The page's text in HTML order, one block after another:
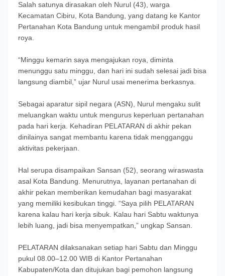
Salah satunya dirasakan oleh Nurul (43), warga
Kecamatan Cibiru, Kota Bandung, yang datang ke Kantor
Pertanahan Kota Bandung untuk mengambil produk hasil
roya.
“Minggu kemarin saya mengajukan roya, diminta
menunggu satu minggu, dan hari ini sudah selesai jadi bisa
langsung diambil,” ujar Nurul usai menerima berkasnya.
Sebagai aparatur sipil negara (ASN), Nurul mengaku sulit
meluangkan waktu untuk mengurus keperluan pertanahan
pada hari kerja. Kehadiran PELATARAN di akhir pekan
dinilainya sangat membantu karena tidak mengganggu
aktivitas pekerjaan.
Hal serupa disampaikan Sansan (52), seorang wiraswasta
asal Kota Bandung. Menurutnya, layanan pertanahan di
akhir pekan memberikan kemudahan bagi masyarakat
yang memiliki kesibukan tinggi. “Saya pilih PELATARAN
karena kalau hari kerja sibuk. Kalau hari Sabtu waktunya
lebih luang, jadi bisa menyempatkan,” ungkap Sansan.
PELATARAN dilaksanakan setiap hari Sabtu dan Minggu
pukul 08.00–12.00 WIB di Kantor Pertanahan
Kabupaten/Kota dan ditujukan bagi pemohon langsung